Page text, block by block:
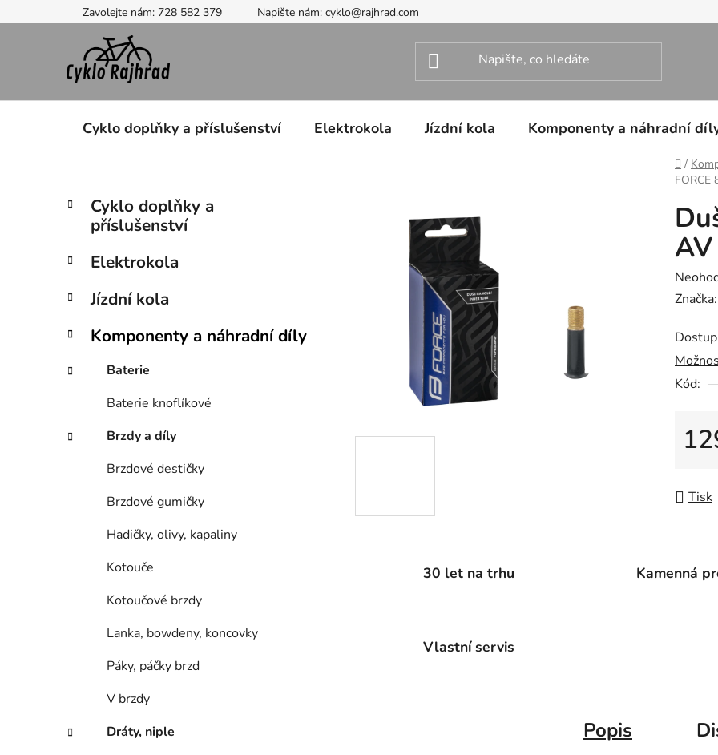
na
Zavolejte nám: 728 582 379 Napište nám: cyklo@rajhrad.com
Cyklo doplňky a příslušenství Elektrokola Jízdní kola Komponenty a náhradní
Domů
/
FORCE
P
t
a
n
í
n
e
Přeskočit
kategorie
K
a
g
r
e
Cyklo doplňky a
příslušenství
Elektrokola
Jízdní kola
Komponenty a náhradní díly
Baterie
Baterie knoflíkové
Brzdy a díly
Brzdové destičky
Brzdové gumičky
Hadičky, olivy, kapaliny
Kotouče
Kotoučové brzdy
Lanka, bowdeny, koncovky
Páky, páčky brzd
V brzdy
Dráty, niple
je
0,0
z
Značka:
Kód:
Tisk
30 let na trhu Kamenná
Vlastní servis
Popis